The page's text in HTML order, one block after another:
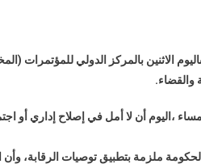
الاثنين بالمركز الدولي للمؤتمرات
،اليوم أن لا أمل في إصلاح إداري أو
ملزمة بتطبيق توصيات الرقابة،